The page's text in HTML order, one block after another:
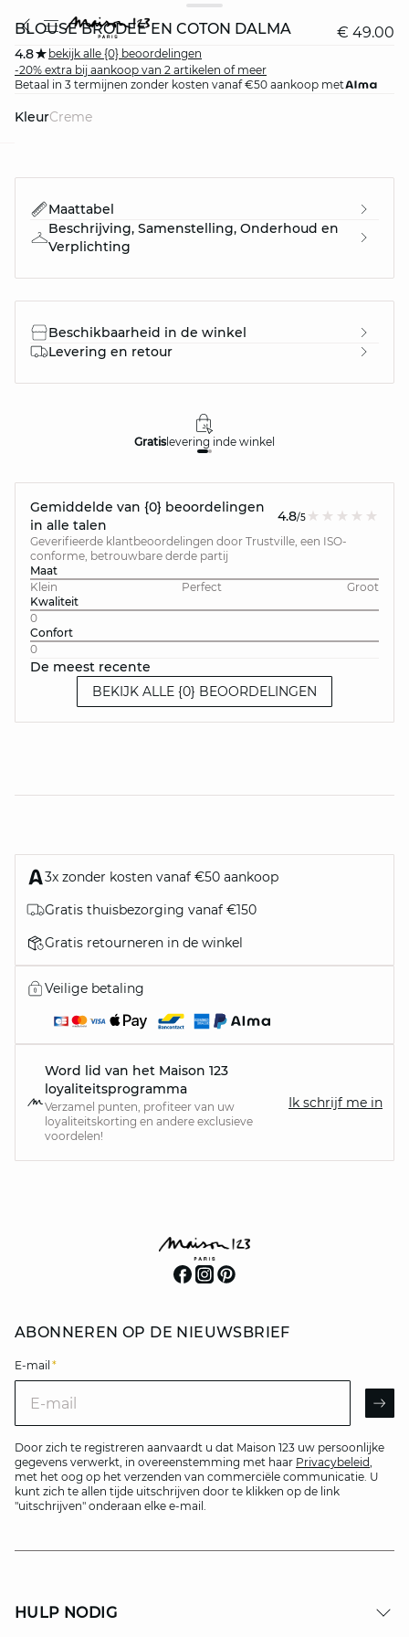
BLOUSE BRODÉE EN COTON DALMA € 49.00
4.8
bekijk alle {0} beoordelingen
-20% extra bij aankoop van 2 artikelen of meer
Betaal in 3 termijnen zonder kosten vanaf €50 aankoop met
Kleur creme
Maattabel
Beschrijving, Samenstelling, Onderhoud en
Verplichting
Beschikbaarheid in de winkel
Levering en retour
Gratislevering inde winkel
Gemiddelde van {0} beoordelingen
in alle talen
4.8/5
Geverifieerde klantbeoordelingen door Trustville, een ISO-
conforme, betrouwbare derde partij
Maat
Klein
Perfect
Groot
Kwaliteit
0
Confort
0
De meest recente
BEKIJK ALLE {0} BEOORDELINGEN
3x zonder kosten vanaf €50 aankoop
Gratis thuisbezorging vanaf €150
Gratis retourneren in de winkel
Veilige betaling
Word lid van het Maison 123
loyaliteitsprogramma
Verzamel punten, profiteer van uw
loyaliteitskorting en andere exclusieve
voordelen!
Ik schrijf me in
ABONNEREN OP DE NIEUWSBRIEF
E-mail *
Door zich te registreren aanvaardt u dat Maison 123 uw persoonlijke
gegevens verwerkt, in overeenstemming met haar Privacybeleid,
met het oog op het verzenden van commerciële communicatie. U
kunt zich te allen tijde uitschrijven door te klikken op de link
"uitschrijven" onderaan elke e-mail.
HULP NODIG